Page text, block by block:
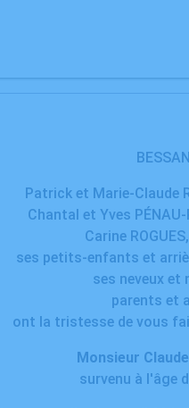
BESSAN
Patrick et Marie-Claude
Chantal et Yves PÉNAU-
Carine
ses petits-enfants et
ses neveux et
parents et
ont la tristesse de vous
Monsieur Claude
survenu à l'âge